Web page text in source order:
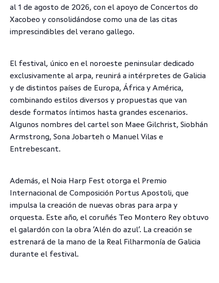
al 1 de agosto de 2026, con el apoyo de Concertos do
Xacobeo y consolidándose como una de las citas
imprescindibles del verano gallego.
El festival, único en el noroeste peninsular dedicado
exclusivamente al arpa, reunirá a intérpretes de Galicia
y de distintos países de Europa, África y América,
combinando estilos diversos y propuestas que van
desde formatos íntimos hasta grandes escenarios.
Algunos nombres del cartel son Maee Gilchrist, Siobhán
Armstrong, Sona Jobarteh o Manuel Vilas e
Entrebescant.
Además, el Noia Harp Fest otorga el Premio
Internacional de Composición Portus Apostoli, que
impulsa la creación de nuevas obras para arpa y
orquesta. Este año, el coruñés Teo Montero Rey obtuvo
el galardón con la obra ‘Alén do azul’. La creación se
estrenará de la mano de la Real Filharmonía de Galicia
durante el festival.